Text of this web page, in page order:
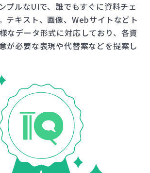
プルなUIで、誰でもすぐに資料チェ
テキスト、画像、Webサイトなどト
なデータ形式に対応しており、各資
が必要な表現や代替案などを提案し